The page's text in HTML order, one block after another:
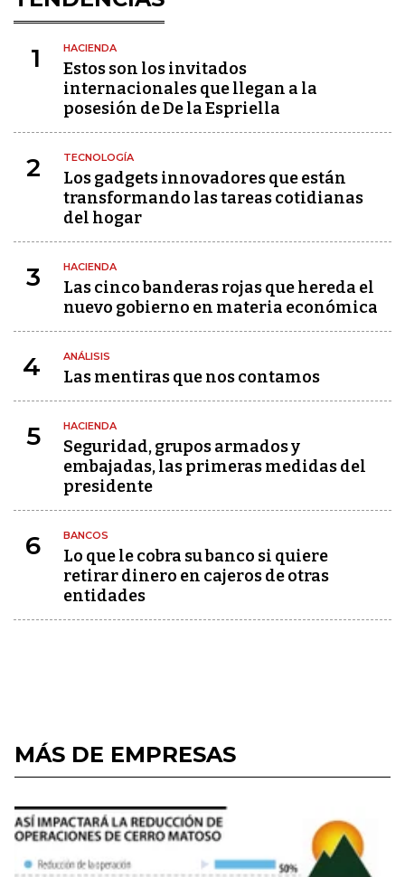
1 HACIENDA
Estos son los invitados
internacionales que llegan a la
posesión de De la Espriella
2 TECNOLOGÍA
Los gadgets innovadores que están
transformando las tareas cotidianas
del hogar
3 HACIENDA
Las cinco banderas rojas que hereda el
nuevo gobierno en materia económica
4 ANÁLISIS
Las mentiras que nos contamos
5 HACIENDA
Seguridad, grupos armados y
embajadas, las primeras medidas del
presidente
6 BANCOS
Lo que le cobra su banco si quiere
retirar dinero en cajeros de otras
entidades
MÁS DE EMPRESAS